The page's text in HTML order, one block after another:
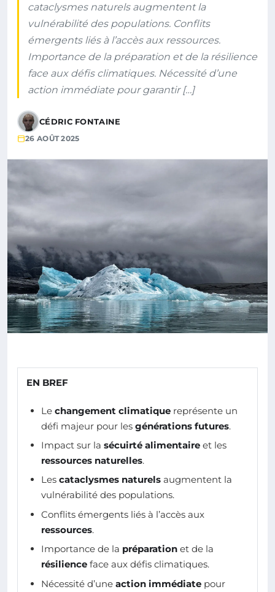
cataclysmes naturels augmentent la
vulnérabilité des populations. Conflits
émergents liés à l’accès aux ressources.
Importance de la préparation et de la résilience
face aux défis climatiques. Nécessité d’une
action immédiate pour garantir […]
CÉDRIC FONTAINE
26 AOÛT 2025
EN BREF
Le changement climatique représente un
défi majeur pour les générations futures.
Impact sur la sécuirté alimentaire et les
ressources naturelles.
Les cataclysmes naturels augmentent la
vulnérabilité des populations.
Conflits émergents liés à l’accès aux
ressources.
Importance de la préparation et de la
résilience face aux défis climatiques.
Nécessité d’une action immédiate pour